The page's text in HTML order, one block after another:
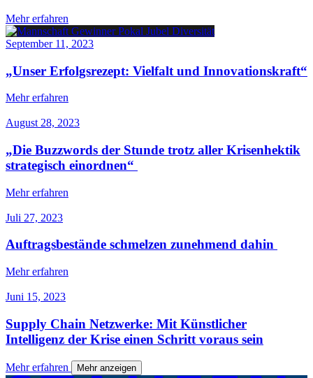
Mehr erfahren
September 11, 2023
„Unser Erfolgsrezept: Vielfalt und Innovationskraft“
Mehr erfahren
August 28, 2023
„Die Buzzwords der Stunde trotz aller Krisenhektik
strategisch einordnen“
Mehr erfahren
Juli 27, 2023
Auftragsbestände schmelzen zunehmend dahin
Mehr erfahren
Juni 15, 2023
Supply Chain Netzwerke: Mit Künstlicher
Intelligenz der Krise einen Schritt voraus sein
Mehr erfahren Mehr anzeigen